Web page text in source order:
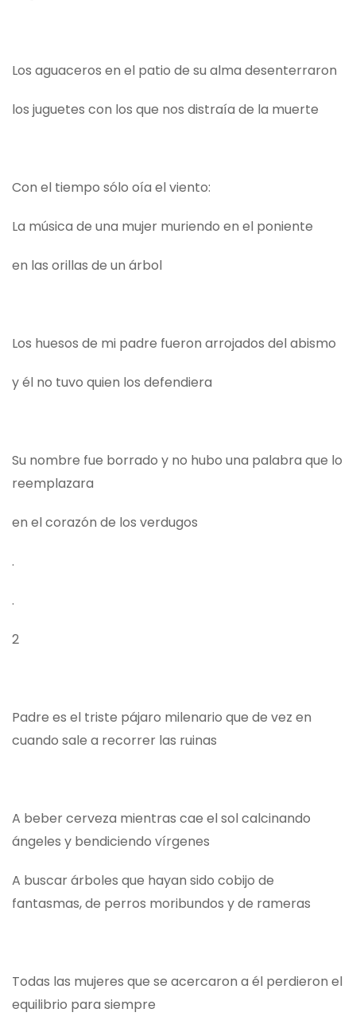
Los aguaceros en el patio de su alma desenterraron
los juguetes con los que nos distraía de la muerte
Con el tiempo sólo oía el viento:
La música de una mujer muriendo en el poniente
en las orillas de un árbol
Los huesos de mi padre fueron arrojados del abismo
y él no tuvo quien los defendiera
Su nombre fue borrado y no hubo una palabra que lo
reemplazara
en el corazón de los verdugos
.
.
2
Padre es el triste pájaro milenario que de vez en
cuando sale a recorrer las ruinas
A beber cerveza mientras cae el sol calcinando
ángeles y bendiciendo vírgenes
A buscar árboles que hayan sido cobijo de
fantasmas, de perros moribundos y de rameras
Todas las mujeres que se acercaron a él perdieron el
equilibrio para siempre